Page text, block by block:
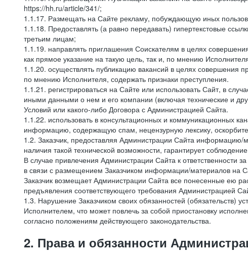
https://hh.ru/article/341/;
1.1.17. Размещать на Сайте рекламу, побуждающую иных
1.1.18. Предоставлять (а равно передавать) гипертекстовые
третьим лицам;
1.1.19. направлять приглашения Соискателям в целях
как прямое указание на такую цель, так и, по мнению
1.1.20. осуществлять публикацию вакансий в целях совершения
по мнению Исполнителя, содержать признаки преступления.
1.1.21. регистрироваться на Сайте или использовать Сайт, в
иными данными о нем и его компании (включая технические и
Условий или какого-либо Договора с Администрацией Сайта.
1.1.22. использовать в консультационных и коммуникационных
информацию, содержащую спам, нецензурную лексику,
1.2. Заказчик, предоставляя Администрации Сайта
наличия такой технической возможности, гарантирует
В случае привлечения Администрации Сайта к
в связи с размещением Заказчиком информации/материалов
Заказчик возмещает Администрации Сайта все понесенные ею
предъявления соответствующего требования Администрацией
1.3. Нарушение Заказчиком своих обязанностей (обязательств)
Исполнителем, что может повлечь за собой приостановку
согласно положениям действующего законодательства.
2. Права и обязанности